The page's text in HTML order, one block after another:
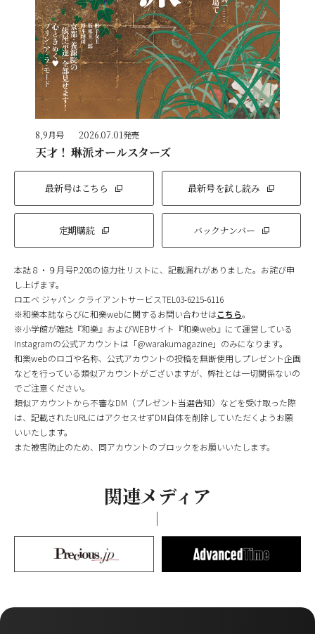
8,9月号 2026.07.01発売
天才！ 琳派オールスターズ
最新号はこちら 最新号を試し読み
定期購読 バックナンバー
本誌８・９月号P.208の協力社リストに、記載漏れがありました。お詫び申
し上げます。
ロエベ ジャパン クライアントサービスTEL03-6215-6116
※和樂本誌ならびに和樂webに関するお問い合わせはこちら。
※小学館が雑誌『和樂』およびWEBサイト『和樂web』にて運営している
Instagramの公式アカウントは「@warakumagazine」のみになります。
和樂webのロゴや名称、公式アカウントの投稿を無断使用しプレゼント企画
などを行っている類似アカウントがございますが、弊社とは一切関係ないの
でご注意ください。
類似アカウントから不審なDM（プレゼント当選告知）などを受け取った際
は、記載されたURLにはアクセスせずDM自体を削除していただくようお願
いいたします。
また被害防止のため、同アカウントのブロックをお願いいたします。
関連メディア